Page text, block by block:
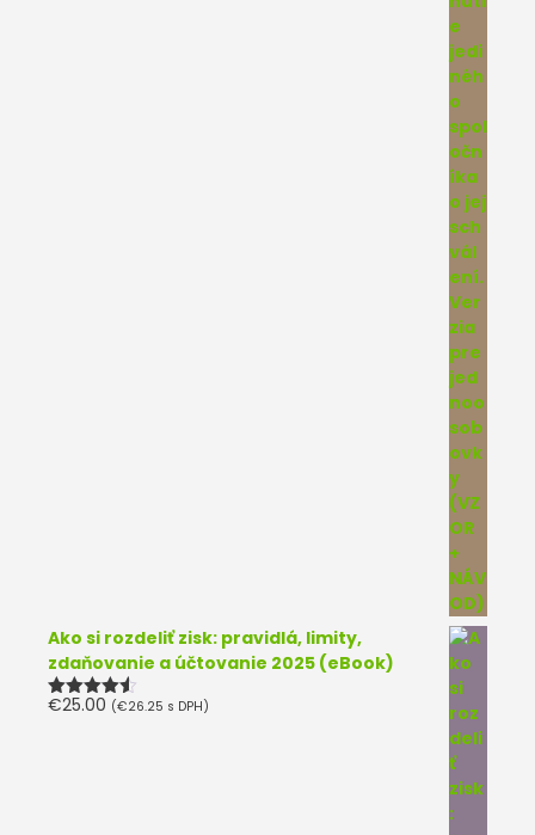
Ako si rozdeliť zisk: pravidlá, limity,
zdaňovanie a účtovanie 2025 (eBook)
Hodnotenie
€25.00 (€26.25 s DPH)